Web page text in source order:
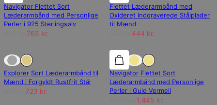
Navigator Flettet Sort
Læderarmbånd med Personlige
Perler i 925 Sterlingsølv
765 kr.
Flettet Læderarmbånd med
Oxideret Indgraverede Stålplader
til Mænd
444 kr.
Ikke på lager Ikke på lager
Explorer Sort Læderarmbånd til
Mænd i Forgyldt Rustfrit Stål
723 kr.
15% rabat
Navigator Flettet Sort
Læderarmbånd med Personlige
Perler i Guld Vermeil
1.445 kr.